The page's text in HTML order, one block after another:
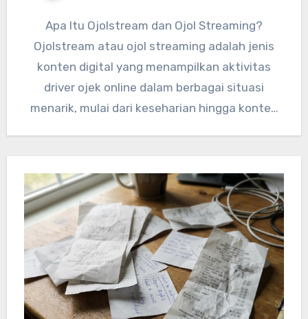
Apa Itu Ojolstream dan Ojol Streaming?
Ojolstream atau ojol streaming adalah jenis
konten digital yang menampilkan aktivitas
driver ojek online dalam berbagai situasi
menarik, mulai dari keseharian hingga konten